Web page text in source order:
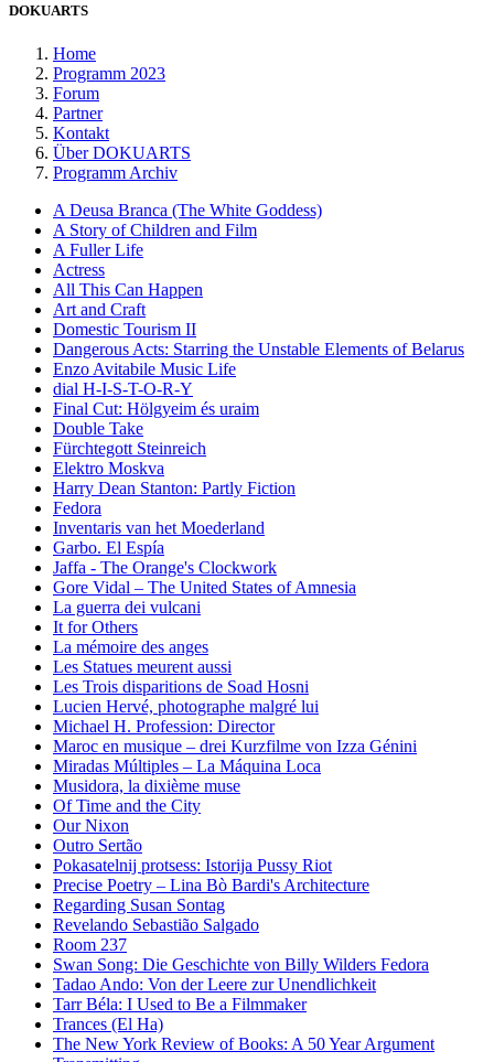
DOKUARTS
Home
Programm 2023
Forum
Partner
Kontakt
Über DOKUARTS
Programm Archiv
A Deusa Branca (The White Goddess)
A Story of Children and Film
A Fuller Life
Actress
All This Can Happen
Art and Craft
Domestic Tourism II
Dangerous Acts: Starring the Unstable Elements of Belarus
Enzo Avitabile Music Life
dial H-I-S-T-O-R-Y
Final Cut: Hölgyeim és uraim
Double Take
Fürchtegott Steinreich
Elektro Moskva
Harry Dean Stanton: Partly Fiction
Fedora
Inventaris van het Moederland
Garbo. El Espía
Jaffa - The Orange's Clockwork
Gore Vidal – The United States of Amnesia
La guerra dei vulcani
It for Others
La mémoire des anges
Les Statues meurent aussi
Les Trois disparitions de Soad Hosni
Lucien Hervé, photographe malgré lui
Michael H. Profession: Director
Maroc en musique – drei Kurzfilme von Izza Génini
Miradas Múltiples – La Máquina Loca
Musidora, la dixième muse
Of Time and the City
Our Nixon
Outro Sertão
Pokasatelnij protsess: Istorija Pussy Riot
Precise Poetry – Lina Bò Bardi's Architecture
Regarding Susan Sontag
Revelando Sebastião Salgado
Room 237
Swan Song: Die Geschichte von Billy Wilders Fedora
Tadao Ando: Von der Leere zur Unendlichkeit
Tarr Béla: I Used to Be a Filmmaker
Trances (El Ha)
The New York Review of Books: A 50 Year Argument